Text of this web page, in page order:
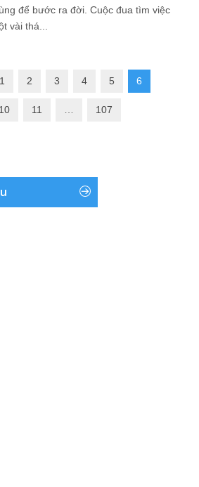
để bước ra đời. Cuộc đua tìm việc
vài thá...
1 2 3 4 5 6
10 11 107